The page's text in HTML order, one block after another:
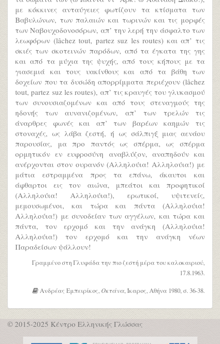
με κόκκινες ανταύγειες φωτίζουν τα κτίσματα των
Βαβυλώνων, των παλαιών και τωρινών και τις μορφές
των Ναβουχοδονοσόρων, απ’ την λερή την άσφαλτο των
λεωφόρων (lâchez tout, partez suz les routes) και απ’ τις
σκιές των σκοτεινών παρόδων, από τα έγκατα της γης
και από τα μύχια της ψυχής, από τους κήπους με τα
γιασεμιά και τους υακίνθους και από τα βάθη των
δοχείων που τα δυσώδη απορρίμματα περιέχουν (lâchez
tout, partez suz les routes), απ’ τις κραυγές του γλυκασμού
των συνουσιαζομένων και από τους στεναγμούς της
ηδονής των αυνανιζομένων, απ’ των τρελών τις
άναρθρες φωνές και απ’ των βαρέων καημών τις
στοναχές, ως λάβα ζεστή, ή ως σάλπιγξ μιας αενάου
παρουσίας, μα προ παντός ως σπέρμα, ως σπέρμα
ορμητικόν εν ευφροσύνη αναβλύζον, αναπηδούν και
ανέρχονται στον ουρανόν (Αλληλούια! Αλληλούια!) με
μάτια εστραμμένα προς τα επάνω, άκαυτοι και
άφθαρτοι εις τον αιώνα, μπεάτοι και προφητικοί
(Αλληλούια! Αλληλούια!), ερωτικοί, υψιτενείς,
μεμουσωμένοι, και τώρα και πάντα (Αλληλούια!
Αλληλούια!) με συνοδείαν των αγγέλων, και τώρα και
πάντα, τον ερχομό και την ανάγκη (Αλληλούια!
Αλληλούια!) τον ερχομό και την ανάγκη νέων
Παραδείσων ψάλλουν!
Γραμμένο στη Γλυφάδα την πιο ζεστή μέρα του καλοκαιριού,
17.8.1963.
Ανδρέας Εμπειρίκος,Οκτάνα, Ίκαρος, Αθήνα 1980, σ. 36-38.
© 2015-2025 Κέντρο Ελληνικής Γλώσσας